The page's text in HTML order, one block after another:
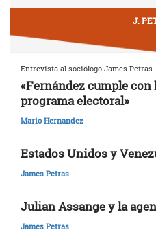
J.
Entrevista al sociólogo James Petras
«Fernández cumple con
programa electoral»
Mario Hernandez
Estados Unidos y
James Petras
Julian Assange y la
James Petras